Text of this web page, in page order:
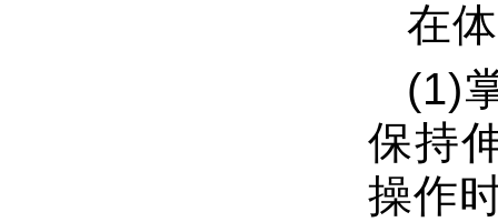
在
(1)
保持
操作